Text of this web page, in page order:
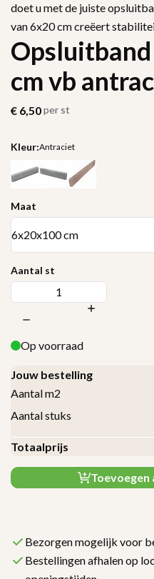
doet u met de juiste
van 6x20 cm creëert
cm vb
€ 6,50per st
Kleur:Antraciet
Maat
Aantal st
Op voorraad
Jouw bestelling
Aantal m2
Aantal stuks
Totaalprijs
Toevoegen
Bezorgen mogelijk voor
Bestellingen afhalen op